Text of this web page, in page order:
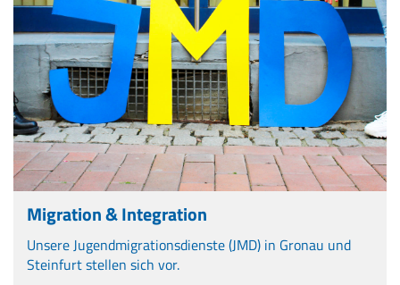
Migration & Integration
Unsere Jugendmigrationsdienste (JMD) in Gronau und
Steinfurt stellen sich vor.